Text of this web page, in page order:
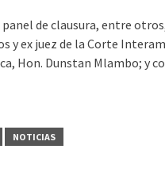
de clausura, entre
y ex juez de la Corte
Hon. Dunstan Mlambo;
NOTICIAS